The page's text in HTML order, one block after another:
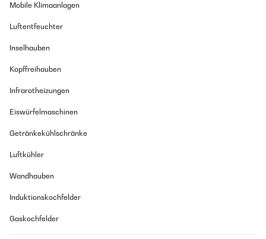
Mobile Klimaanlagen
Luftentfeuchter
Inselhauben
Kopffreihauben
Infrarotheizungen
Eiswürfelmaschinen
Getränkekühlschränke
Luftkühler
Wandhauben
Induktionskochfelder
Gaskochfelder